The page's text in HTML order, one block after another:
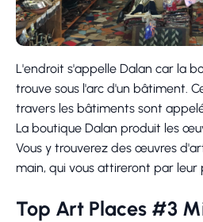
L'endroit s'appelle Dalan car la
trouve sous l'arc d'un bâtiment.
travers les bâtiments sont
La boutique Dalan produit les
Vous y trouverez des œuvres
main, qui vous attireront par leur
Top Art Places #3